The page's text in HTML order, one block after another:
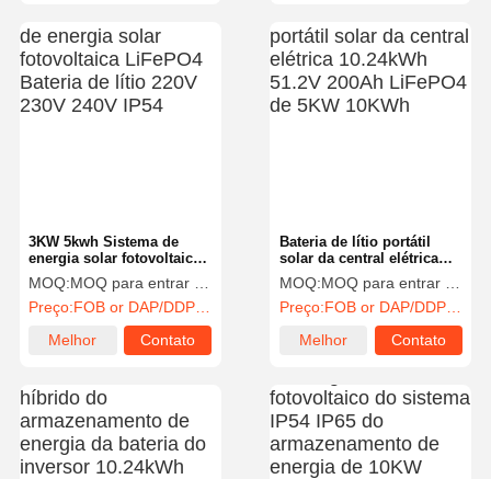
Somos
Bateria de lítio portátil
solar da central elétrica
10.24kWh 51.2V 200Ah
LiFePO4 de 5KW 10KWh
MOQ:MOQ para entrar em contato com vendas
Preço:FOB or DAP/DDP to contact sales
Melhor
Contato
3KW 5kwh Sistema de
energia solar fotovoltaica
LiFePO4 Bateria de lítio
220V 230V 240V IP54
MOQ:MOQ para entrar em contato com vendas
Preço:FOB or DAP/DDP to contact sales
Melhor
Contato